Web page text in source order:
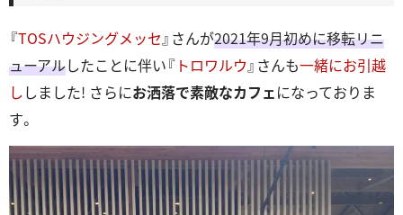
『TOSハウジングメッセ』さんが2021年9月初めに移転リニ
ューアルしたことに伴い『 トロワルウ』さんも一緒にお引越
ししました! さらにお洒落で素敵なカフェになっておりま
す。